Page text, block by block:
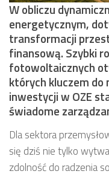
W obliczu
energetycznym,
transformacji
finansową. Szybki
fotowoltaicznych
których kluczem do
inwestycji w OZE
świadome
Dla sektora
się dziś nie tylko
zdolność do radzenia